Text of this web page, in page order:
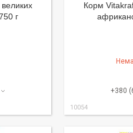
г
Корм
+380
10054